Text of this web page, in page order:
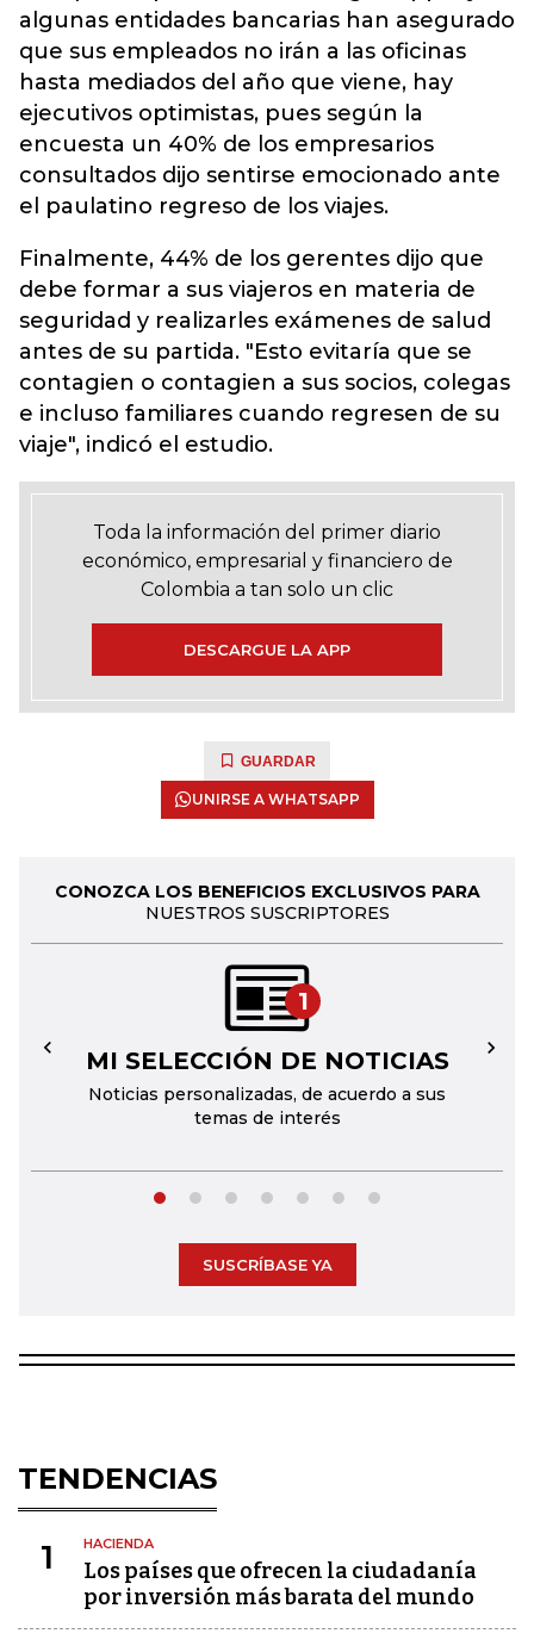
algunas entidades bancarias han asegurado
que sus empleados no irán a las oficinas
hasta mediados del año que viene, hay
ejecutivos optimistas, pues según la
encuesta un 40% de los empresarios
consultados dijo sentirse emocionado ante
el paulatino regreso de los viajes.
Finalmente, 44% de los gerentes dijo que
debe formar a sus viajeros en materia de
seguridad y realizarles exámenes de salud
antes de su partida. "Esto evitaría que se
contagien o contagien a sus socios, colegas
e incluso familiares cuando regresen de su
viaje", indicó el estudio.
Toda la información del primer diario
económico, empresarial y financiero de
Colombia a tan solo un clic
DESCARGUE LA APP
GUARDAR
UNIRSE A WHATSAPP
CONOZCA LOS BENEFICIOS EXCLUSIVOS PARA
NUESTROS SUSCRIPTORES
1
MI SELECCIÓN DE NOTICIAS
Noticias personalizadas, de acuerdo a sus
temas de interés
← →
SUSCRÍBASE YA
TENDENCIAS
1 HACIENDA
Los países que ofrecen la ciudadanía
por inversión más barata del mundo